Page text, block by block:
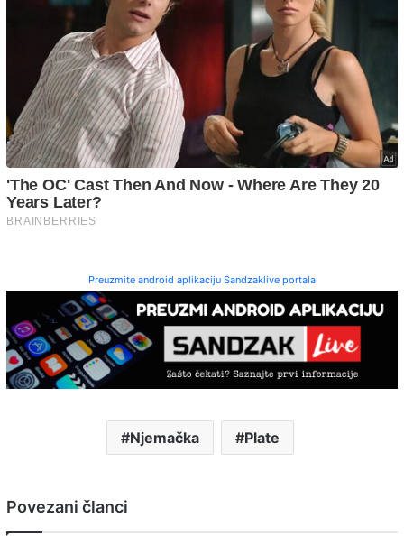
Preuzmite android aplikaciju Sandzaklive portala
Njemačka Plate
Povezani članci